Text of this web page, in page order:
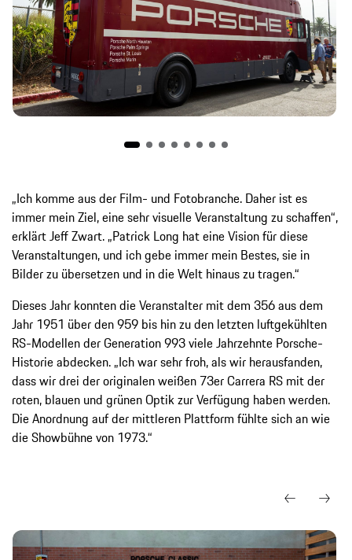
„Ich komme aus der Film- und Fotobranche. Daher ist es
immer mein Ziel, eine sehr visuelle Veranstaltung zu schaffen“,
erklärt Jeff Zwart. „Patrick Long hat eine Vision für diese
Veranstaltungen, und ich gebe immer mein Bestes, sie in
Bilder zu übersetzen und in die Welt hinaus zu tragen.“
Dieses Jahr konnten die Veranstalter mit dem 356 aus dem
Jahr 1951 über den 959 bis hin zu den letzten luftgekühlten
RS-Modellen der Generation 993 viele Jahrzehnte Porsche-
Historie abdecken. „Ich war sehr froh, als wir herausfanden,
dass wir drei der originalen weißen 73er Carrera RS mit der
roten, blauen und grünen Optik zur Verfügung haben werden.
Die Anordnung auf der mittleren Plattform fühlte sich an wie
die Showbühne von 1973.“